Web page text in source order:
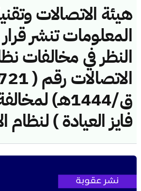
هيئة الاتصالات
المعلومات تنشر
النظر في مخالفات
ق/1444هـ)
فايز العيادة ) لنظام